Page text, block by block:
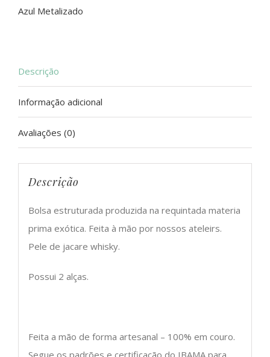
Azul Metalizado
Descrição
Informação adicional
Avaliações (0)
Descrição
Bolsa estruturada produzida na requintada materia
prima exótica. Feita à mão por nossos ateleirs.
Pele de jacare whisky.
Possui 2 alças.
Feita a mão de forma artesanal – 100% em couro.
Segue os padrões e certificação do IBAMA para